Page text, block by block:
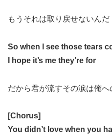
もうそれは取り戻せないんだ
So when I see those tears c
I hope it’s me they’re for
だから君が流すその涙は俺
[Chorus]
You didn’t love when you